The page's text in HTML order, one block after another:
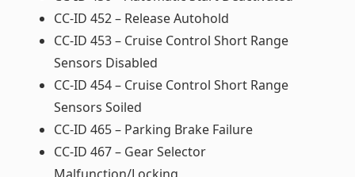
CC-ID 452 – Release Autohold
CC-ID 453 – Cruise Control Short Range
Sensors Disabled
CC-ID 454 – Cruise Control Short Range
Sensors Soiled
CC-ID 465 – Parking Brake Failure
CC-ID 467 – Gear Selector